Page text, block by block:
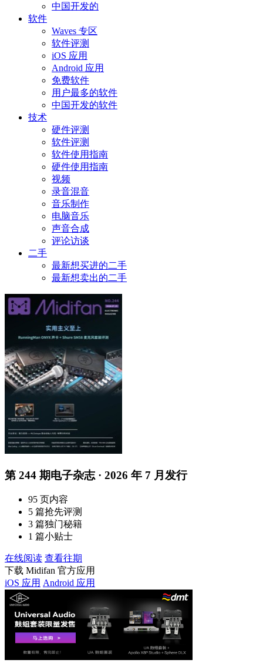
中国开发的
软件
Waves 专区
软件评测
iOS 应用
Android 应用
免费软件
用户最多的软件
中国开发的软件
技术
硬件评测
软件评测
软件使用指南
硬件使用指南
视频
录音混音
音乐制作
电脑音乐
声音合成
评论访谈
二手
最新想买进的二手
最新想卖出的二手
第 244 期电子杂志 · 2026 年 7 月发行
95 页内容
5 篇抢先评测
3 篇独门秘籍
1 篇小贴士
在线阅读 查看往期
下载 Midifan 官方应用
iOS 应用 Android 应用